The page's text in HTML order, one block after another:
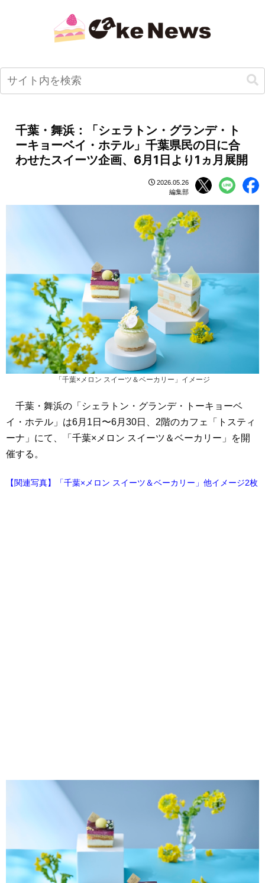
千葉・舞浜：「シェラトン・グランデ・ト
ーキョーベイ・ホテル」千葉県民の日に合
わせたスイーツ企画、6月1日より1ヵ月展開
2026.05.26
編集部
「千葉×メロン スイーツ＆ベーカリー」イメージ
千葉・舞浜の「シェラトン・グランデ・トーキョーベ
イ・ホテル」は6月1日〜6月30日、2階のカフェ「トスティ
ーナ」にて、「千葉×メロン スイーツ＆ベーカリー」を開
催する。
【関連写真】「千葉×メロン スイーツ＆ベーカリー」他イメージ2枚